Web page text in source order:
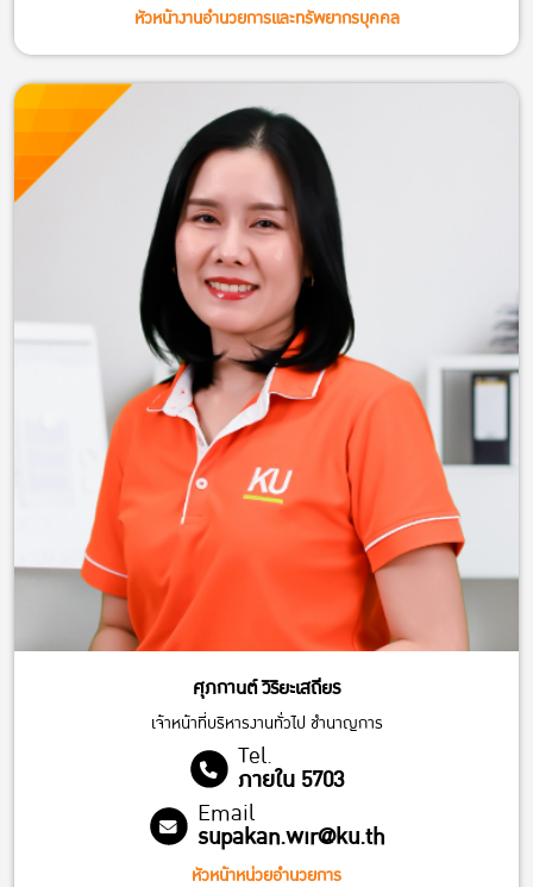
หัวหน้างานอำนวยการและทรัพยากรบุคคล
ศุภกานต์ วิริยะเสถียร
เจ้าหน้าที่บริหารงานทั่วไป ชํานาญการ
Tel.
ภายใน 5703
Email
supakan.wir@ku.th
หัวหน้าหน่วยอำนวยการ